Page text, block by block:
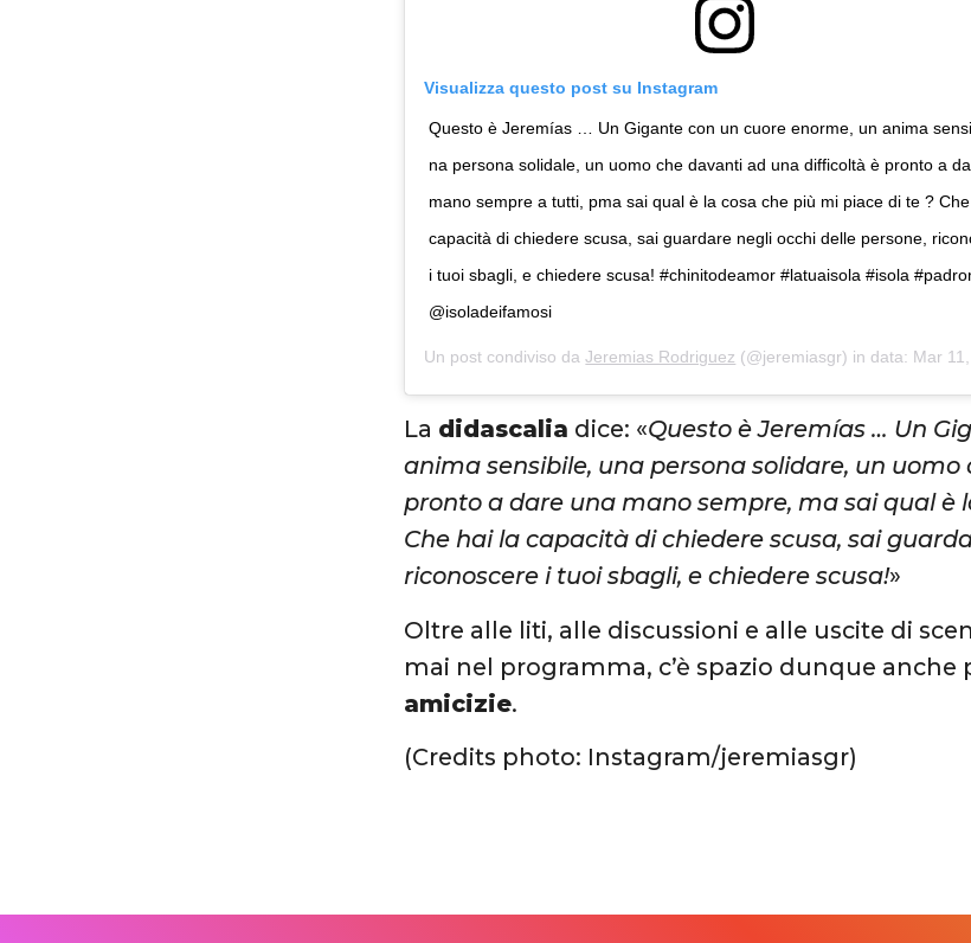
Visualizza questo post su Instagram
Questo è Jeremías … Un Gigante con un cuore enorme, un anima
na persona solidale, un uomo che davanti ad una difficoltà è pronto a
mano sempre a tutti, pma sai qual è la cosa che più mi piace di te ?
capacità di chiedere scusa, sai guardare negli occhi delle persone,
i tuoi sbagli, e chiedere scusa! #chinitodeamor #latuaisola #isola
@isoladeifamosi
Un post condiviso daJeremias Rodriguez (@jeremiasgr) in data: Mar 11, 2019 at
La didascalia dice: «Questo è Jeremías … Un
anima sensibile, una persona solidare, un
pronto a dare una mano sempre, ma sai qual è
Che hai la capacità di chiedere scusa, sai
riconoscere i tuoi sbagli, e chiedere scusa!»
Oltre alle liti, alle discussioni e alle uscite di
mai nel programma, c’è spazio dunque anche
amicizie.
(Credits photo: Instagram/jeremiasgr)